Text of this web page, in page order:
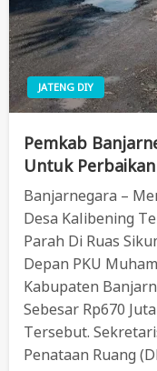
JATENG DIY
Pemkab
Untuk
Banjarnegara –
Desa Kalibening
Parah Di Ruas
Depan PKU
Kabupaten
Sebesar Rp670
Tersebut.
Penataan Ruang